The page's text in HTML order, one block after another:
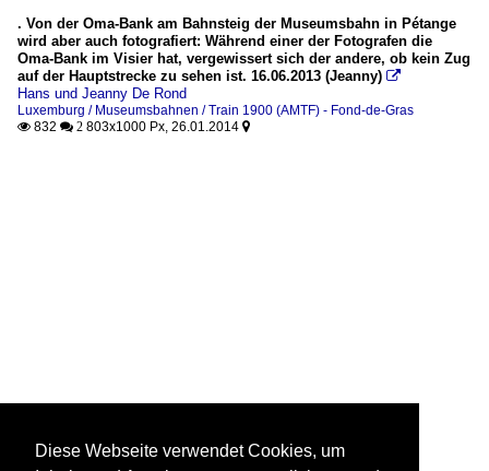
. Von der Oma-Bank am Bahnsteig der Museumsbahn in Pétange
wird aber auch fotografiert: Während einer der Fotografen die
Oma-Bank im Visier hat, vergewissert sich der andere, ob kein Zug
auf der Hauptstrecke zu sehen ist. 16.06.2013 (Jeanny) 
Hans und Jeanny De Rond
Luxemburg / Museumsbahnen / Train 1900 (AMTF) - Fond-de-Gras
 832  2 803x1000 Px, 26.01.2014 
Diese Webseite verwendet Cookies, um